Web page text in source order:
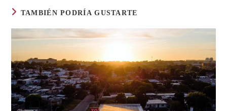
TAMBIÉN PODRÍA GUSTARTE